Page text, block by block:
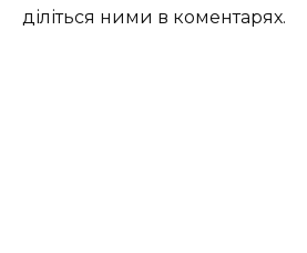
діліться ними в коментарях.